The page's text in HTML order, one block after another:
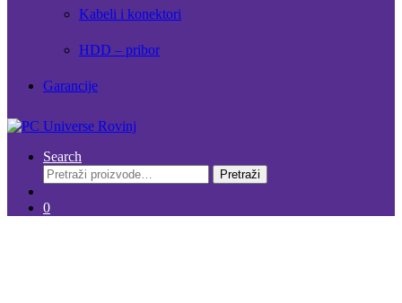
Kabeli i konektori
HDD – pribor
Garancije
Search
Pretraži:
Pretraži
0